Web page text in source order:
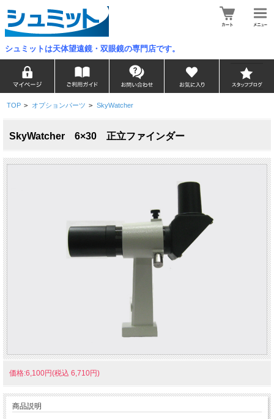
シュミットは天体望遠鏡・双眼鏡の専門店です。
TOP > オプションパーツ > SkyWatcher
SkyWatcher 6×30 正立ファインダー
価格:6,100円(税込 6,710円)
商品説明